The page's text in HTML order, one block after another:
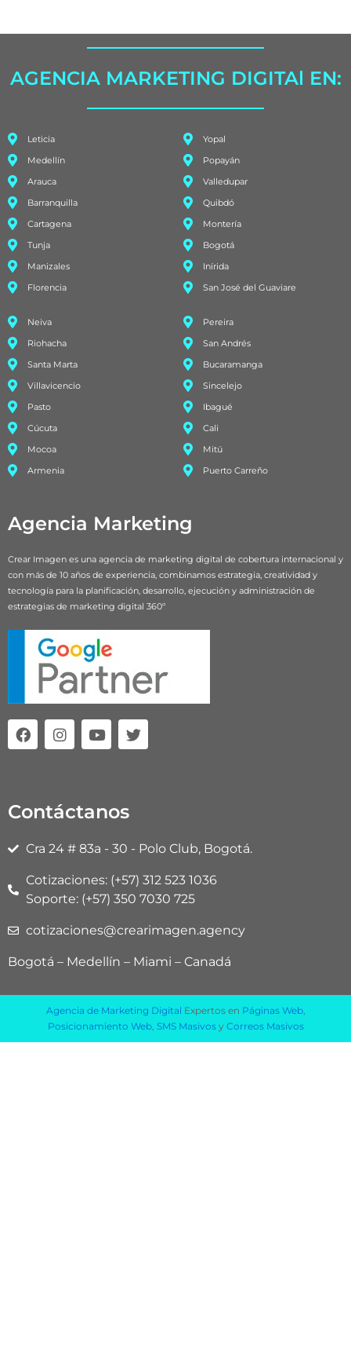
AGENCIA MARKETING DIGITAl EN:
Leticia
Medellín
Arauca
Barranquilla
Cartagena
Tunja
Manizales
Florencia
Yopal
Popayán
Valledupar
Quibdó
Montería
Bogotá
Inírida
San José del Guaviare
Neiva
Riohacha
Santa Marta
Villavicencio
Pasto
Cúcuta
Mocoa
Armenia
Pereira
San Andrés
Bucaramanga
Sincelejo
Ibagué
Cali
Mitú
Puerto Carreño
Agencia Marketing
Crear Imagen es una agencia de marketing digital de cobertura internacional y
con más de 10 años de experiencia, combinamos estrategia, creatividad y
tecnología para la planificación, desarrollo, ejecución y administración de
estrategias de marketing digital 360º
F
a
o
I
n
g
r
m
Y
o
e
T
w
Contáctanos
Cra 24 # 83a - 30 - Polo Club, Bogotá.
Cotizaciones: (+57) 312 523 1036
Soporte: (+57) 350 7030 725
cotizaciones@crearimagen.agency
Bogotá – Medellín – Miami – Canadá
Agencia de Marketing Digital Expertos en Páginas Web,
Posicionamiento Web, SMS Masivosy Correos Masivos